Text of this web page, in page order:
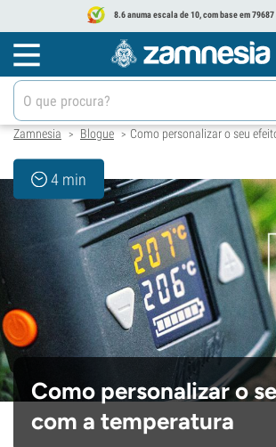
8.6 anuma escala de 10, com base em
Zamnesia > Blogue > Como personalizar o seu
4 min
Como personalizar o
com a temperatura